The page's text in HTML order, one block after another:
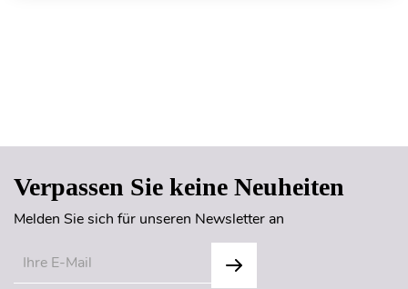
Verpassen Sie keine Neuheiten
Melden Sie sich für unseren Newsletter an